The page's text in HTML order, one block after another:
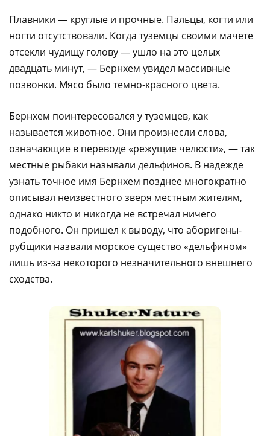
Плавники — круглые и прочные. Пальцы, когти или
ногти отсутствовали. Когда туземцы своими мачете
отсекли чудищу голову — ушло на это целых
двадцать минут, — Бернхем увидел массивные
позвонки. Мясо было темно-красного цвета.
Бернхем поинтересовался у туземцев, как
называется животное. Они произнесли слова,
означающие в переводе «режущие челюсти», — так
местные рыбаки называли дельфинов. В надежде
узнать точное имя Бернхем позднее многократно
описывал неизвестного зверя местным жителям,
однако никто и никогда не встречал ничего
подобного. Он пришел к выводу, что аборигены-
рубщики назвали морское существо «дельфином»
лишь из-за некоторого незначительного внешнего
сходства.